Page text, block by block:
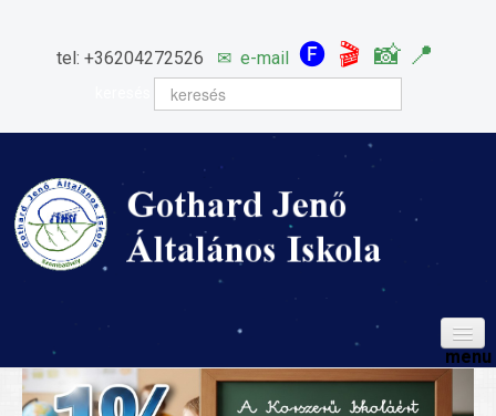
tel: +36204272526 ✉ e-mail 🅕 🎬 📸 📍
HÍREINK